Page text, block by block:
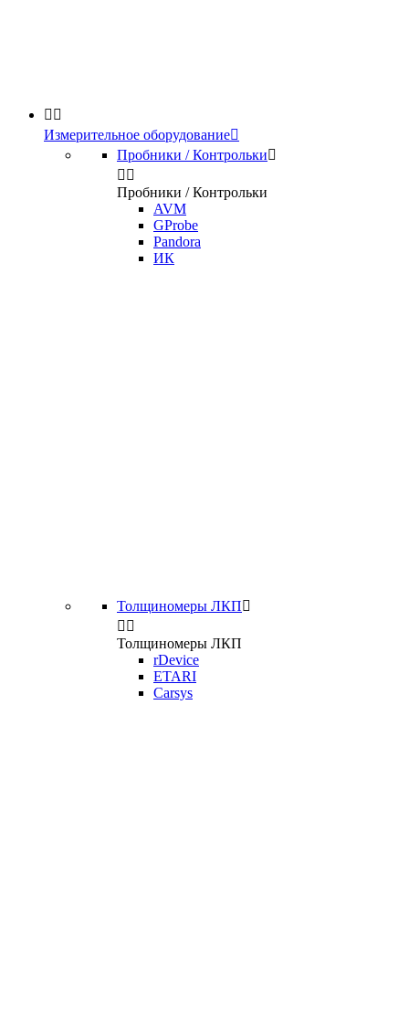
 
Измерительное оборудование
Пробники / Контрольки
 
Пробники / Контрольки
AVM
GProbe
Pandora
ИК
Толщиномеры ЛКП
 
Толщиномеры ЛКП
rDevice
ETARI
Carsys